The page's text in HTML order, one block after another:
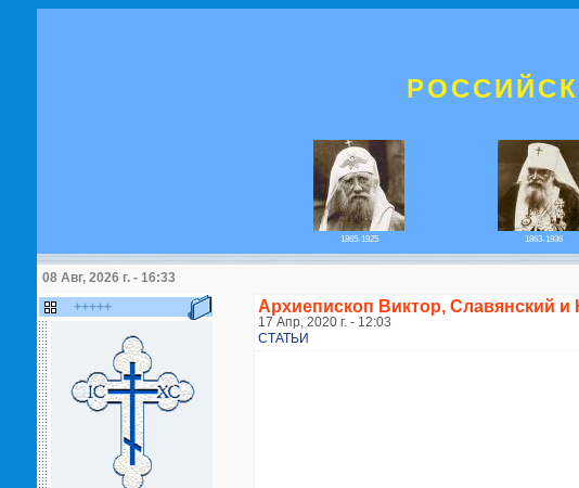
1865-1925 1863-1936
08 Авг, 2026 г. - 16:33
+++++
Архиепископ Виктор,
17 Апр, 2020 г. - 12:03
СТАТЬИ